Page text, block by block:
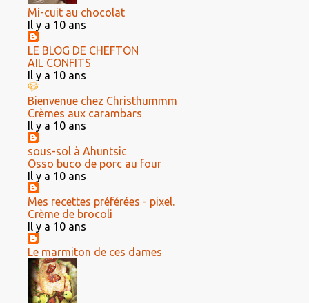
Mi-cuit au chocolat
Il y a 10 ans
LE BLOG DE CHEFTON
AIL CONFITS
Il y a 10 ans
Bienvenue chez Christhummm
Crèmes aux carambars
Il y a 10 ans
sous-sol à Ahuntsic
Osso buco de porc au four
Il y a 10 ans
Mes recettes préférées - pixel.
Crème de brocoli
Il y a 10 ans
Le marmiton de ces dames